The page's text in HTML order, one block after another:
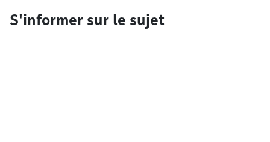
S'informer sur le sujet